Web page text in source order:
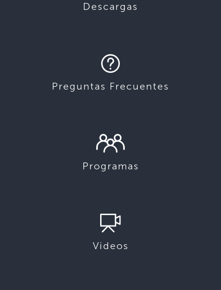
Descargas
Preguntas Frecuentes
Programas
Videos